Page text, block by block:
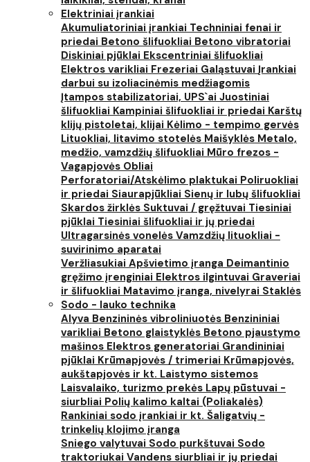
Elektriniai įrankiai
Akumuliatoriniai įrankiai Techniniai fenai ir
priedai Betono šlifuokliai Betono vibratoriai
Diskiniai pjūklai Ekscentriniai šlifuokliai
Elektros varikliai Frezeriai Galąstuvai Įrankiai
darbui su izoliacinėmis medžiagomis
Įtampos stabilizatoriai, UPS`ai Juostiniai
šlifuokliai Kampiniai šlifuokliai ir priedai Karštų
klijų pistoletai, klijai Kėlimo - tempimo gervės
Lituokliai, litavimo stotelės Maišyklės Metalo,
medžio, vamzdžių šlifuokliai Mūro frezos -
Vagapjovės Obliai
Perforatoriai/Atskėlimo plaktukai Poliruokliai
ir priedai Siaurapjūkliai Sienų ir lubų šlifuokliai
Skardos žirklės Suktuvai / gręžtuvai Tiesiniai
pjūklai Tiesiniai šlifuokliai ir jų priedai
Ultragarsinės vonelės Vamzdžių lituokliai -
suvirinimo aparatai
Veržliasukiai Apšvietimo įranga Deimantinio
gręžimo įrenginiai Elektros ilgintuvai Graveriai
ir šlifuokliai Matavimo įranga, nivelyrai Staklės
Sodo - lauko technika
Alyva Benzininės vibroliniuotės Benzininiai
varikliai Betono glaistyklės Betono pjaustymo
mašinos Elektros generatoriai Grandininiai
pjūklai Krūmapjovės / trimeriai Krūmapjovės,
aukštapjovės ir kt. Laistymo sistemos
Laisvalaiko, turizmo prekės Lapų pūstuvai -
siurbliai Polių kalimo kaltai (Poliakalės)
Rankiniai sodo įrankiai ir kt. Šaligatvių -
trinkelių klojimo įranga
Sniego valytuvai Sodo purkštuvai Sodo
traktoriukai Vandens siurbliai ir jų priedai